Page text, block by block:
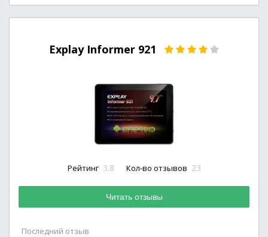
Explay Informer 921
Рейтинг 3.8 Кол-во отзывов 23
Читать отзывы
Последний отзыв